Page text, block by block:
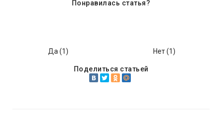
Понравилась статья?
Да (1) Нет (1)
Поделиться статьей